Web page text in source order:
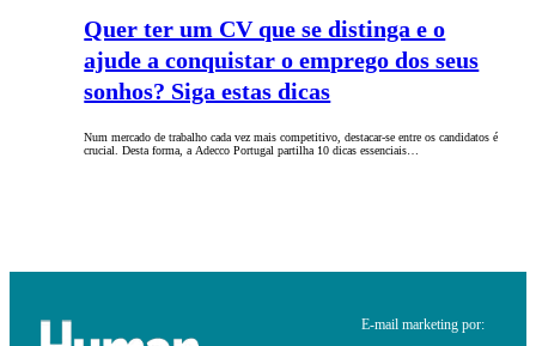
Quer ter um CV que se distinga e o
ajude a conquistar o emprego dos seus
sonhos? Siga estas dicas
Num mercado de trabalho cada vez mais competitivo, destacar-se entre os candidatos é
crucial. Desta forma, a Adecco Portugal partilha 10 dicas essenciais…
E-mail marketing por: